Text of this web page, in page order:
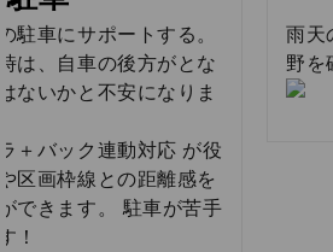
雨天の時に、純正ドアミラーよ
野を確保する。
2カメラ同時高画質